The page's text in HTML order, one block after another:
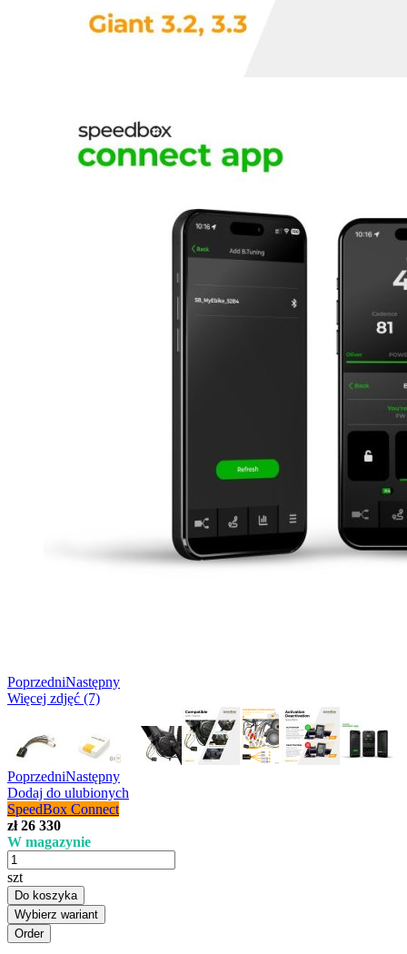
PoprzedniNastępny
Więcej zdjęć (7)
PoprzedniNastępny
Dodaj do ulubionych
SpeedBox Connect
zł 26 330
W magazynie
szt
Do koszyka
Wybierz wariant